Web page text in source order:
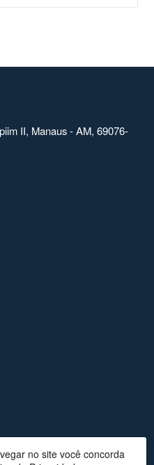
II, Manaus - AM, 69076-
no site você concorda